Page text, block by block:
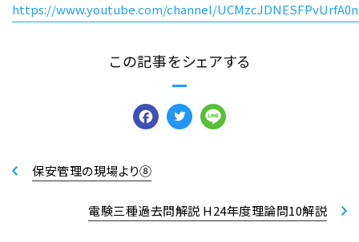
https://www.youtube.com/channel/
この記事をシェアする
Facebook
Twitter
保安管理の現場より⑧
電験三種過去問解説 H24年度理論問10解説